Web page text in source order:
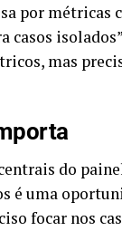
por métricas
mas
do
é uma
focar nos